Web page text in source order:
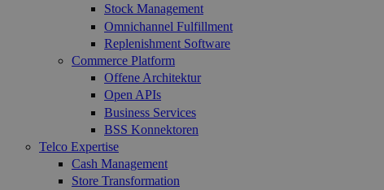
Stock Management
Omnichannel Fulfillment
Replenishment Software
Commerce Platform
Offene Architektur
Open APIs
Business Services
BSS Konnektoren
Telco Expertise
Cash Management
Store Transformation